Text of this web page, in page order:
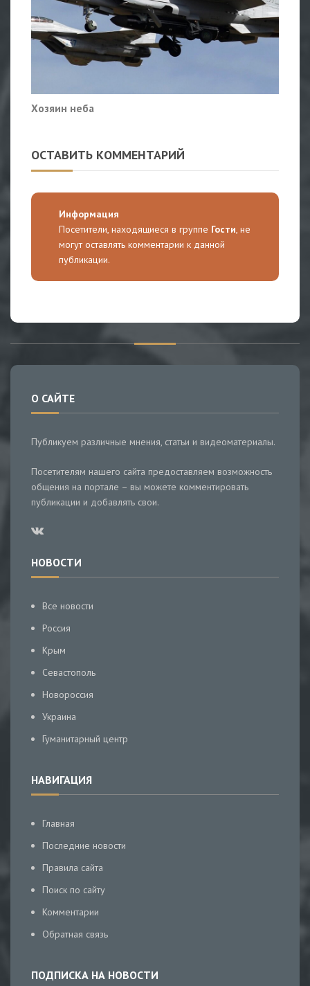
Хозяин неба
ОСТАВИТЬ КОММЕНТАРИЙ
Информация
Посетители, находящиеся в группе Гости, не
могут оставлять комментарии к данной
публикации.
О САЙТЕ
Публикуем различные мнения, статьи и видеоматериалы.
Посетителям нашего сайта предоставляем возможность
общения на портале – вы можете комментировать
публикации и добавлять свои.
НОВОСТИ
Все новости
Россия
Крым
Севастополь
Новороссия
Украина
Гуманитарный центр
НАВИГАЦИЯ
Главная
Последние новости
Правила сайта
Поиск по сайту
Комментарии
Обратная связь
ПОДПИСКА НА НОВОСТИ